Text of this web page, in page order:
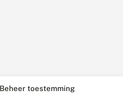
Beheer toestemming